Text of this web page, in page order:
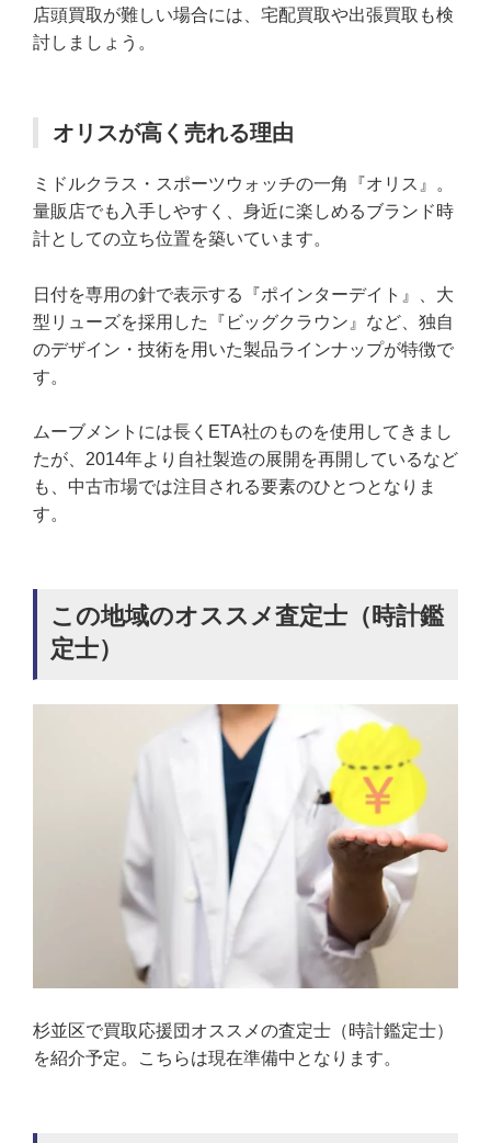
店頭買取が難しい場合には、宅配買取や出張買取も検
討しましょう。
オリスが高く売れる理由
ミドルクラス・スポーツウォッチの一角『オリス』。
量販店でも入手しやすく、身近に楽しめるブランド時
計としての立ち位置を築いています。
日付を専用の針で表示する『ポインターデイト』、大
型リューズを採用した『ビッグクラウン』など、独自
のデザイン・技術を用いた製品ラインナップが特徴で
す。
ムーブメントには長くETA社のものを使用してきまし
たが、2014年より自社製造の展開を再開しているなど
も、中古市場では注目される要素のひとつとなりま
す。
この地域のオススメ査定士（時計鑑
定士）
杉並区で買取応援団オススメの査定士（時計鑑定士）
を紹介予定。こちらは現在準備中となります。